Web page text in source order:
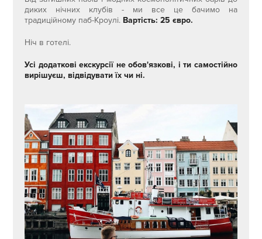
диких нічних клубів - ми все це бачимо на
традиційному паб-Кроулі. Вартість: 25 євро.
Ніч в готелі.
Усі додаткові екскурсії не обов'язкові, і ти самостійно
вирішуєш, відвідувати їх чи ні.